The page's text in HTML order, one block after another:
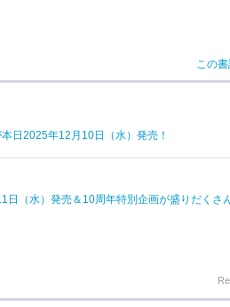
この
日2025年12月10日（水）発売！
日（水）発売＆10周年特別企画が盛りだくさ